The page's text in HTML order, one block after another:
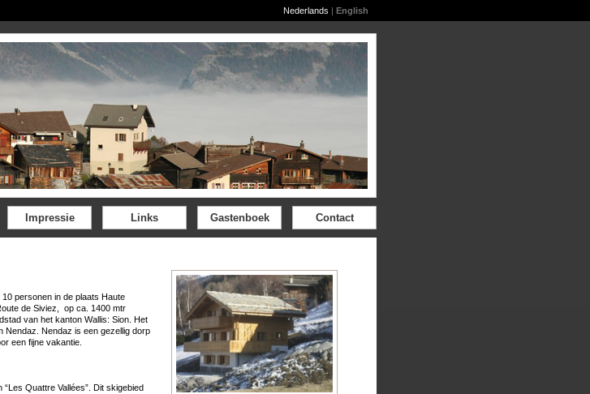
Nederlands | English
Impressie Links Gastenboek Contact
personen in de plaats Haute
de Siviez, op ca. 1400 mtr
van het kanton Wallis: Sion. Het
Nendaz. Nendaz is een gezellig dorp
een fijne vakantie.
Quattre Vallées”. Dit skigebied